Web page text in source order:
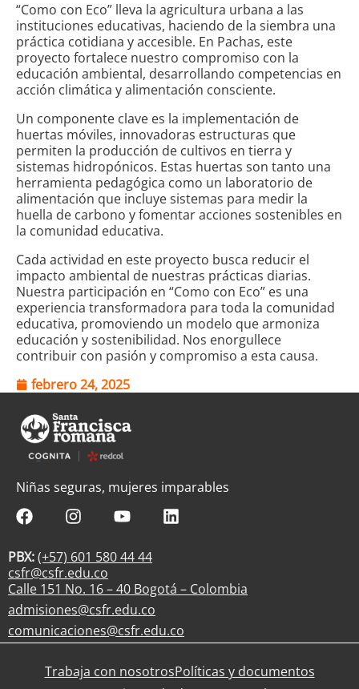
“Como con Eco” lleva la agricultura urbana a las
instituciones educativas, haciendo de la siembra una
práctica cotidiana y accesible. En Pachas, este
proyecto fortalece nuestro compromiso con la
educación ambiental, desarrollando competencias en
acción climática y alimentación consciente.
Un componente clave es la implementación de
huertas móviles, innovadoras estructuras que
permiten la producción de cultivos en tierra y
sistemas hidropónicos. Estas huertas son tanto una
herramienta pedagógica como un laboratorio de
alimentación que incluye sistemas para medir la
huella de carbono y fomentar acciones sostenibles en
la comunidad educativa.
Cada actividad en este proyecto busca reducir el
impacto ambiental de nuestras prácticas diarias.
Nuestra participación en “Como con Eco” es una
experiencia transformadora para toda la comunidad
educativa, promoviendo un modelo que armoniza
educación y sostenibilidad. Nos enorgullece
contribuir con pasión y compromiso a esta causa.
febrero 24, 2025
Niñas seguras, mujeres imparables
PBX:(+57) 601 580 44 44
csfr@csfr.edu.co
Calle 151 No. 16 – 40 Bogotá – Colombia
admisiones@csfr.edu.co
comunicaciones@csfr.edu.co
Trabaja con nosotrosPolíticas y documentos